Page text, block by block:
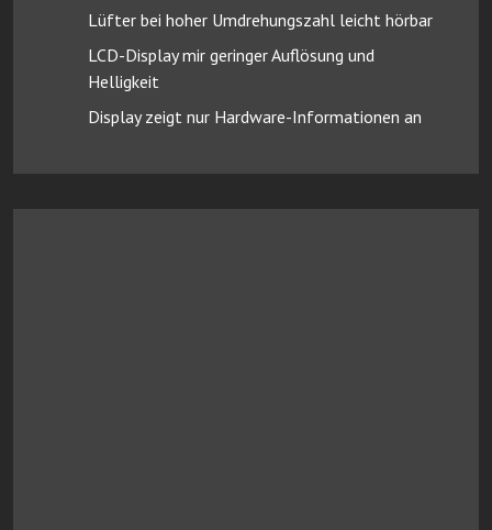
Lüfter bei hoher Umdrehungszahl leicht hörbar
LCD-Display mir geringer Auflösung und
Helligkeit
Display zeigt nur Hardware-Informationen an